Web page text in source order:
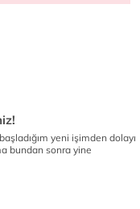
yeni işimden dolayı
bundan sonra yine